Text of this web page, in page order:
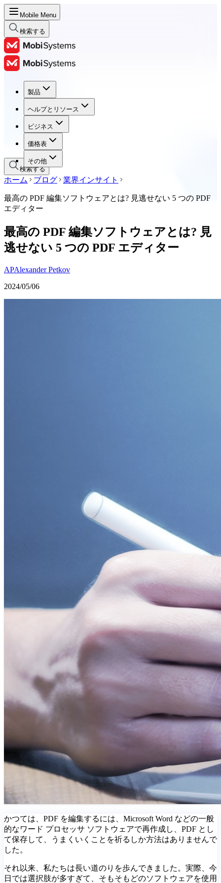
Mobile Menu
検索する
製品
ヘルプとリソース
ビジネス
価格表
その他
製品
ヘルプとリソース
ビジネス
価格表
検索する
ホーム ブログ 業界インサイト
最高の PDF 編集ソフトウェアとは? 見逃せない 5 つの PDF
エディター
最高の PDF 編集ソフトウェアとは? 見
逃せない 5 つの PDF エディター
APAlexander Petkov
2024/05/06
かつては、PDF を編集するには、Microsoft Word などの一般
的なワード プロセッサ ソフトウェアで再作成し、PDF とし
て保存して、うまくいくことを祈るしか方法はありませんで
した。
それ以来、私たちは長い道のりを歩んできました。実際、今
日では選択肢が多すぎて、そもそもどのソフトウェアを使用